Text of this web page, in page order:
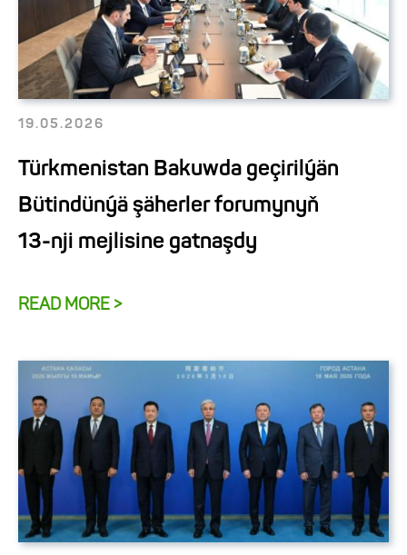
19.05.2026
Türkmenistan Bakuwda geçirilýän
Bütindünýä şäherler forumynyň
13-nji mejlisine gatnaşdy
READ MORE >